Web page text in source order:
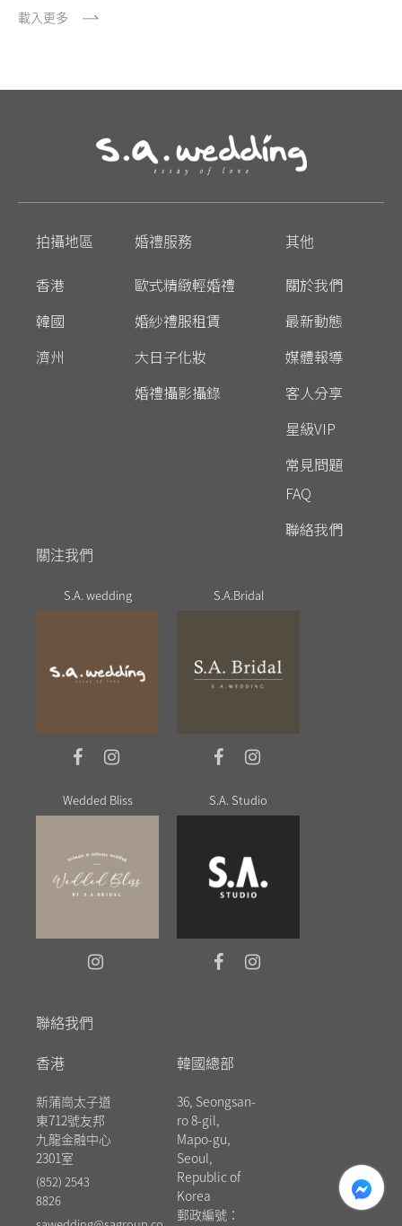
載入更多
拍攝地區
香港
韓國
濟州
婚禮服務
歐式精緻輕婚禮
婚紗禮服租賃
大日子化妝
婚禮攝影攝錄
其他
關於我們
最新動態
媒體報導
客人分享
星級VIP
常見問題
FAQ
聯絡我們
關注我們
S.A. wedding S.A.Bridal
Wedded Bliss S.A. Studio
聯絡我們
香港
新蒲崗太子道
東712號友邦
九龍金融中心
2301室
(852) 2543
8826
韓國總部
36, Seongsan-
ro 8-gil,
Mapo-gu,
Seoul,
Republic of
Korea
郵政編號：
messenger